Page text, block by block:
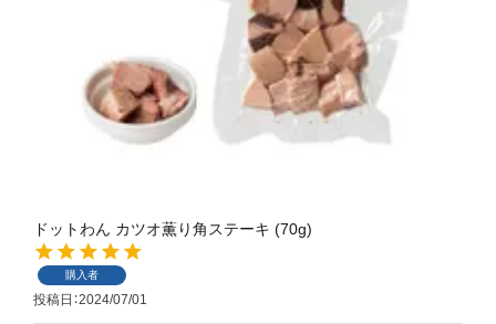
ドットわん カツオ薫り角ステーキ (70g)
購入者
投稿日 2024/07/01